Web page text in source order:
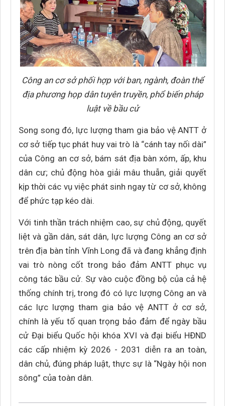
Công an cơ sở phối hợp với ban, ngành, đoàn thể
địa phương họp dân tuyên truyền, phổ biến pháp
luật về bầu cử
Song song đó, lực lượng tham gia bảo vệ ANTT ở
cơ sở tiếp tục phát huy vai trò là “cánh tay nối dài”
của Công an cơ sở, bám sát địa bàn xóm, ấp, khu
dân cư; chủ động hòa giải mâu thuẫn, giải quyết
kịp thời các vụ việc phát sinh ngay từ cơ sở, không
để phức tạp kéo dài.
Với tinh thần trách nhiệm cao, sự chủ động, quyết
liệt và gần dân, sát dân, lực lượng Công an cơ sở
trên địa bàn tỉnh Vĩnh Long đã và đang khẳng định
vai trò nòng cốt trong bảo đảm ANTT phục vụ
công tác bầu cử. Sự vào cuộc đồng bộ của cả hệ
thống chính trị, trong đó có lực lượng Công an và
các lực lượng tham gia bảo vệ ANTT ở cơ sở,
chính là yếu tố quan trọng bảo đảm để ngày bầu
cử Đại biểu Quốc hội khóa XVI và đại biểu HĐND
các cấp nhiệm kỳ 2026 - 2031 diễn ra an toàn,
dân chủ, đúng pháp luật, thực sự là “Ngày hội non
sông” của toàn dân.